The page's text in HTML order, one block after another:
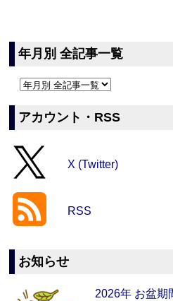
年月別 全記事一覧
アカウント・RSS
X (Twitter)
RSS
お知らせ
2026年 お盆期